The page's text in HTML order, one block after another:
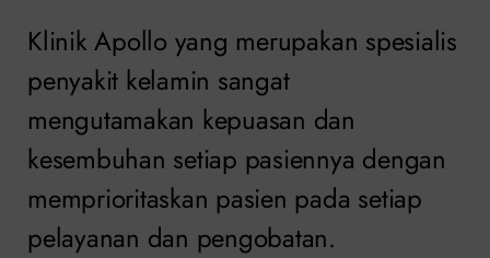
Klinik Apollo yang merupakan spesialis
penyakit kelamin sangat
mengutamakan kepuasan dan
kesembuhan setiap pasiennya dengan
memprioritaskan pasien pada setiap
pelayanan dan pengobatan.